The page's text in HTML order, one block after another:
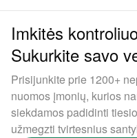
Imkitės
Sukurkite savo
Prisijunkite prie 1200+
nuomos įmonių, kurios
siekdamos padidinti
užmegzti tvirtesnius